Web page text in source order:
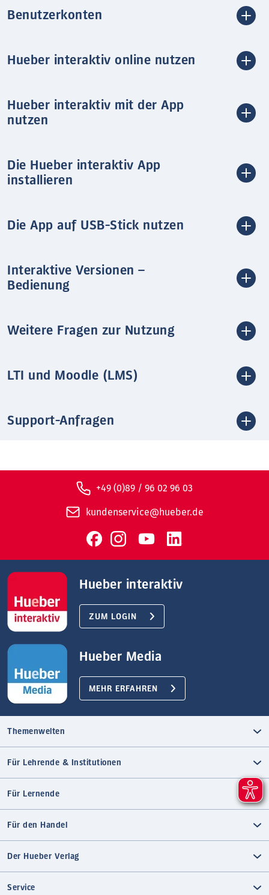
Benutzerkonten
Hueber interaktiv online nutzen
Hueber interaktiv mit der App
nutzen
Die Hueber interaktiv App
installieren
Die App auf USB-Stick nutzen
Interaktive Versionen –
Bedienung
Weitere Fragen zur Nutzung
LTI und Moodle (LMS)
Support-Anfragen
+49 (0)89 / 96 02 96 03
kundenservice@hueber.de
Hueber interaktiv
ZUM LOGIN
Hueber Media
MEHR ERFAHREN
Themenwelten
Für Lehrende & Institutionen
Für Lernende
Für den Handel
Der Hueber Verlag
Service